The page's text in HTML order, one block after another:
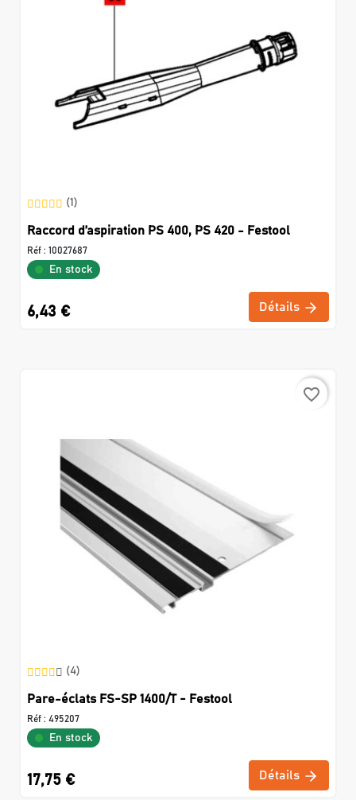
(1)
Raccord d’aspiration PS 400, PS 420 - Festool
Réf : 10027687
En stock
6,43 € Détails
favorite_border
(4)
Pare-éclats FS-SP 1400/T - Festool
Réf : 495207
En stock
17,75 € Détails